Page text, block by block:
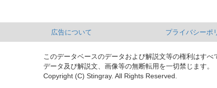
広告について プライバシーポ
このデータベースのデータおよび解説文等の権利はすべ
データ及び解説文、画像等の無断転用を一切禁じます。
Copyright (C) Stingray. All Rights Reserved.